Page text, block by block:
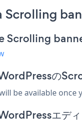
Scrolling
Scrolling
の
be available once
エディ